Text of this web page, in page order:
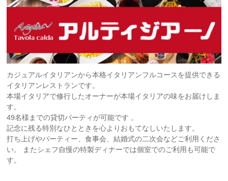
カジュアルイタリアンから本格イタリアンフルコースを提供できる
イタリアンレストランです。
本場イタリアで修行したオーナーが本場イタリアの味をお届けしま
す。
49名様までの貸切パーティが可能です 。
記念に残る特別なひとときを心よりおもてなしいたします。
打ち上げやパーティー、食事会、結婚式の二次会などご利用くださ
い。 またシェフ自慢の特製ディナーでは個室でのご利用も可能で
す。